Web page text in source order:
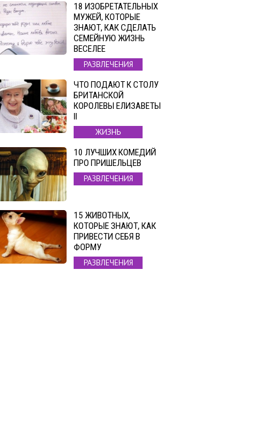
18 ИЗОБРЕТАТЕЛЬНЫХ
МУЖЕЙ, КОТОРЫЕ
ЗНАЮТ, КАК СДЕЛАТЬ
СЕМЕЙНУЮ ЖИЗНЬ
ВЕСЕЛЕЕ
РАЗВЛЕЧЕНИЯ
ЧТО ПОДАЮТ К СТОЛУ
БРИТАНСКОЙ
КОРОЛЕВЫ ЕЛИЗАВЕТЫ
II
ЖИЗНЬ
10 ЛУЧШИХ КОМЕДИЙ
ПРО ПРИШЕЛЬЦЕВ
РАЗВЛЕЧЕНИЯ
15 ЖИВОТНЫХ,
КОТОРЫЕ ЗНАЮТ, КАК
ПРИВЕСТИ СЕБЯ В
ФОРМУ
РАЗВЛЕЧЕНИЯ